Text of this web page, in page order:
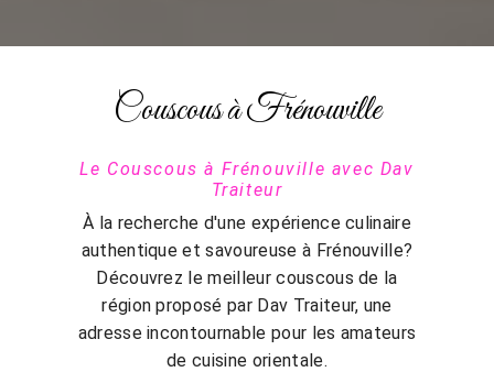
Couscous à Frénouville
Le Couscous à Frénouville avec Dav
Traiteur
À la recherche d'une expérience culinaire
authentique et savoureuse à Frénouville?
Découvrez le meilleur couscous de la
région proposé par Dav Traiteur, une
adresse incontournable pour les amateurs
de cuisine orientale.